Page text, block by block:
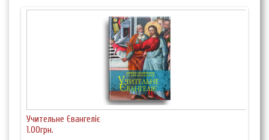
Учительне Євангеліє
1.00грн.